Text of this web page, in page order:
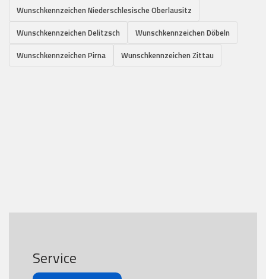
Wunschkennzeichen Niederschlesische Oberlausitz
Wunschkennzeichen Delitzsch
Wunschkennzeichen Döbeln
Wunschkennzeichen Pirna
Wunschkennzeichen Zittau
Service